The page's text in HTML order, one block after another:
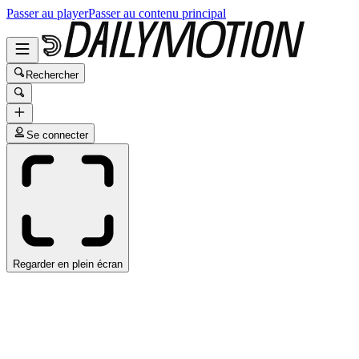
Passer au playerPasser au contenu principal
Rechercher
Se connecter
Regarder en plein écran